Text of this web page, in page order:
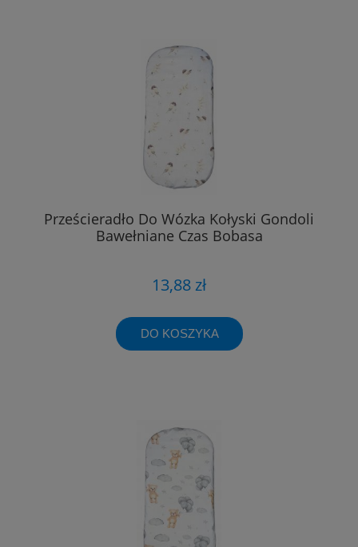
Prześcieradło Do Wózka Kołyski Gondoli
Bawełniane Czas Bobasa
13,88 zł
DO KOSZYKA